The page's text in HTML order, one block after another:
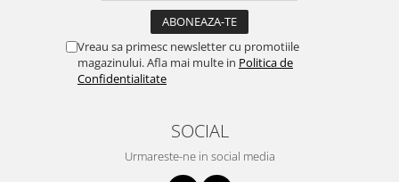
Vreau sa primesc newsletter cu promotiile
magazinului. Afla mai multe in Politica de
Confidentialitate
SOCIAL
Urmareste-ne in social media